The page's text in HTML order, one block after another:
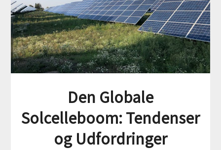
Den Globale
Solcelleboom: Tendenser
og Udfordringer